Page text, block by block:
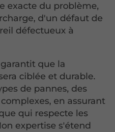
exacte du problème,
d'un défaut de
défectueux à
que la
ciblée et durable.
de pannes, des
en assurant
qui respecte les
expertise s'étend